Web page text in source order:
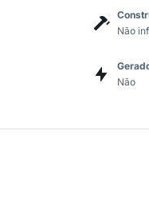
Não
Não